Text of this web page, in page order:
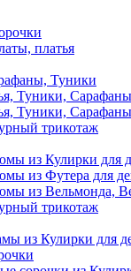
платья
Туники
Туники,
Туники,
трикотаж
из Кулирки для
из Футера для
из Вельмонда,
трикотаж
из Кулирки для